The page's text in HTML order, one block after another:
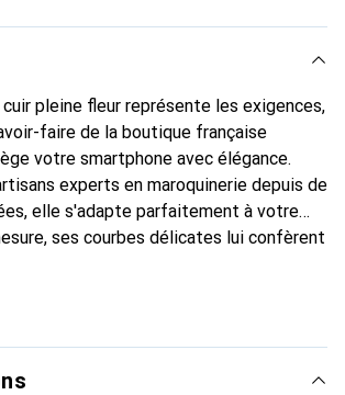
pleine fleur représente les exigences,
faire de la boutique française
votre smartphone avec élégance.
experts en maroquinerie depuis de
elle s'adapte parfaitement à votre
ses courbes délicates lui confèrent
votre smartphone. Reconnaître
un choix sûr pour une clientèle